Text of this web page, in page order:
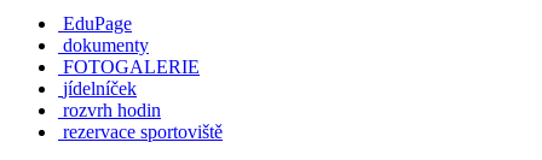
EduPage
dokumenty
FOTOGALERIE
jídelníček
rozvrh hodin
rezervace sportoviště